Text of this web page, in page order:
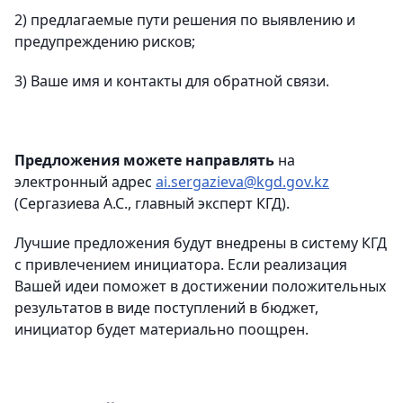
2) предлагаемые пути решения по выявлению и
предупреждению рисков;
3) Ваше имя и контакты для обратной связи.
Предложения можете направлять на
электронный адрес ai.sergazieva@kgd.gov.kz
(Сергазиева А.С., главный эксперт КГД).
Лучшие предложения будут внедрены в систему КГД
с привлечением инициатора. Если реализация
Вашей идеи поможет в достижении положительных
результатов в виде поступлений в бюджет,
инициатор будет материально поощрен.